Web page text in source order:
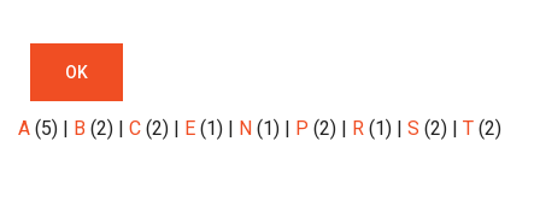
OK
A (5) | B (2) | C (2) | E (1) | N (1) | P (2) | R (1) | S (2) | T (2)